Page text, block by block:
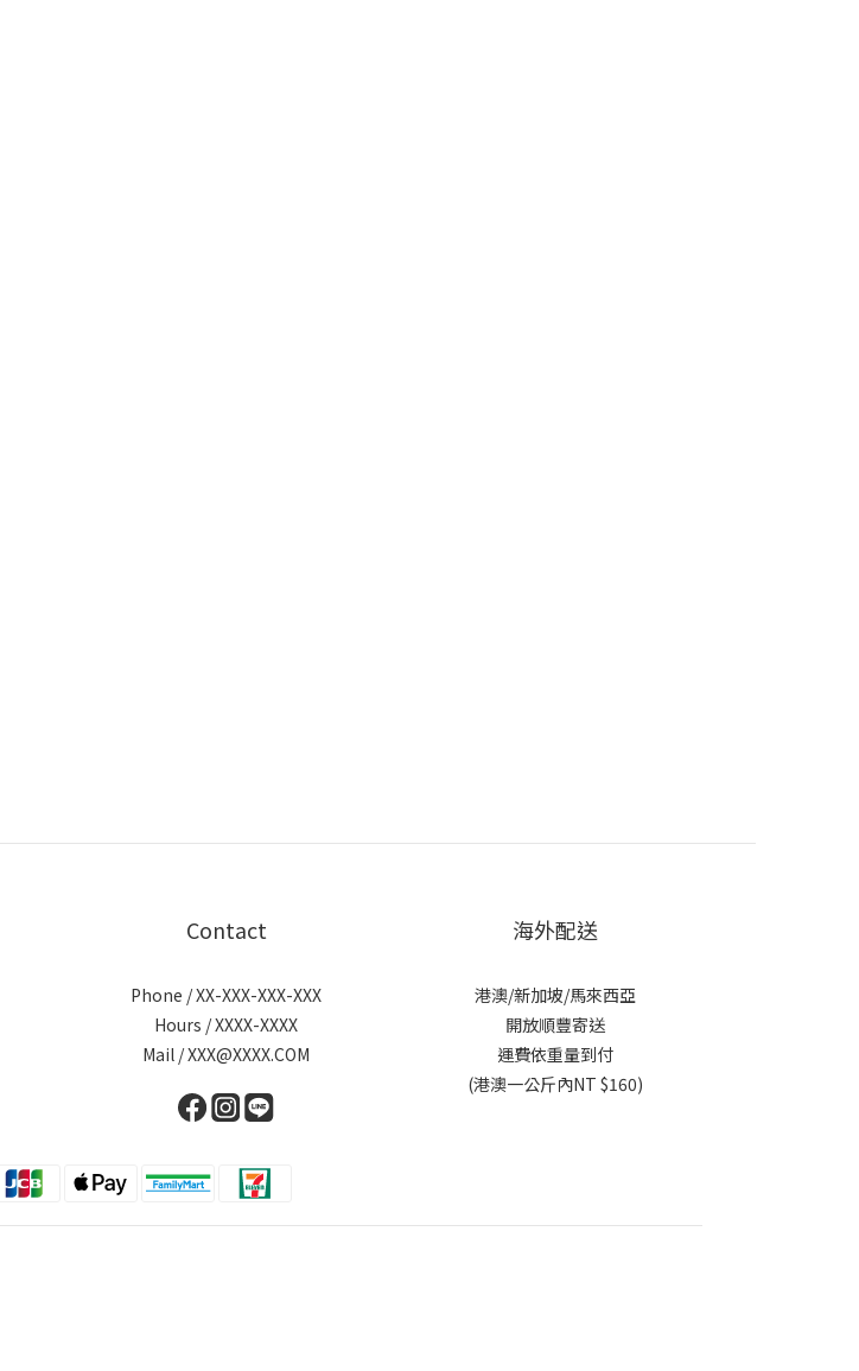
Contact
Phone / XX-XXX-XXX-XXX
Hours / XXXX-XXXX
Mail / XXX@XXXX.COM
海外配送
港澳/新加坡/馬來西亞
開放順豐寄送
運費依重量到付
(港澳一公斤內NT $160)